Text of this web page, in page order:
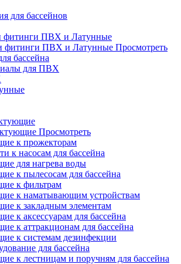
для бассейнов
фитинги ПВХ и Латунные
фитинги ПВХ и Латунные Просмотреть
бассейна
для ПВХ
Просмотреть
к прожекторам
к насосам для бассейна
для нагрева воды
к пылесосам для бассейна
к фильтрам
к наматывающим устройствам
к закладным элементам
к аксессуарам для бассейна
к аттракционам для бассейна
к системам дезинфекции
для бассейна
к лестницам и поручням для бассейна